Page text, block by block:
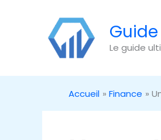
Le guide
Accueil Finance